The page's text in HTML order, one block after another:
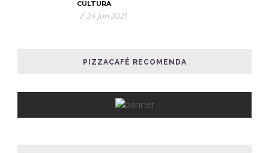
CULTURA
/ 24 jun 2021
PIZZACAFÉ RECOMENDA